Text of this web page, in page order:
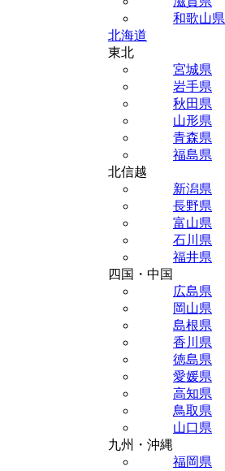
和歌山県
北海道
東北
宮城県
岩手県
秋田県
山形県
青森県
福島県
北信越
新潟県
長野県
富山県
石川県
福井県
四国・中国
広島県
岡山県
島根県
香川県
徳島県
愛媛県
高知県
鳥取県
山口県
九州・沖縄
福岡県